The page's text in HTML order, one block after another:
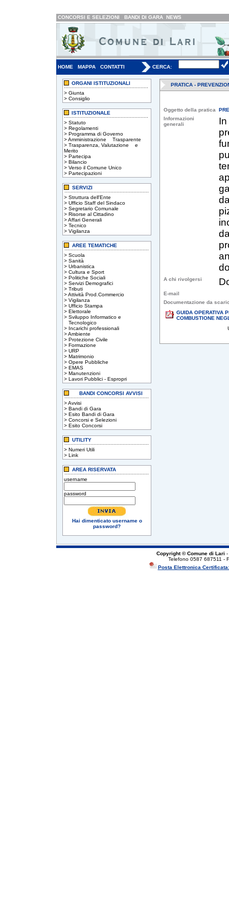
CONCORSI E SELEZIONI BANDI DI GARA NEWS
HOME MAPPA CONTATTI CERCA:
ORGANI ISTITUZIONALI
> Giunta
> Consiglio
ISTITUZIONALE
> Statuto
> Regolamenti
> Programma di Governo
>Amministrazione Trasparente
> Trasparenza, Valutazione e
Merito
> Partecipa
> Bilancio
> Verso il Comune Unico
> Partecipazioni
SERVIZI
> Struttura dell'Ente
> Ufficio Staff del Sindaco
> Segretario Comunale
> Risorse al Cittadino
>Affari Generali
> Tecnico
> Vigilanza
AREE TEMATICHE
> Scuola
> Sanità
> Urbanistica
> Cultura e Sport
> Politiche Sociali
> Servizi Demografici
> Tributi
>Attività Prod.Commercio
> Vigilanza
> Ufficio Stampa
> Elettorale
> Sviluppo Informatico e
Tecnologico
> Incarichi professionali
>Ambiente
> Protezione Civile
> Formazione
> URP
> Matrimonio
> Opere Pubbliche
> EMAS
> Manutenzioni
> Lavori Pubblici - Espropri
BANDI CONCORSI AVVISI
>Avvisi
> Bandi di Gara
> Esito Bandi di Gara
> Concorsi e Selezioni
> Esito Concorsi
UTILITY
> Numeri Utili
> Link
AREA RISERVATA
username
password
Hai dimenticato username o
password?
PRATICA -
Oggetto della pratica
Informazioni
generali
A chi rivolgersi
E-mail
Documentazione da
GUIDA OPERATIVA
COMBUSTIONE
Copyright © Comune di Lari -
Telefono 0587 687511 -
Posta Elettronica Certificata: